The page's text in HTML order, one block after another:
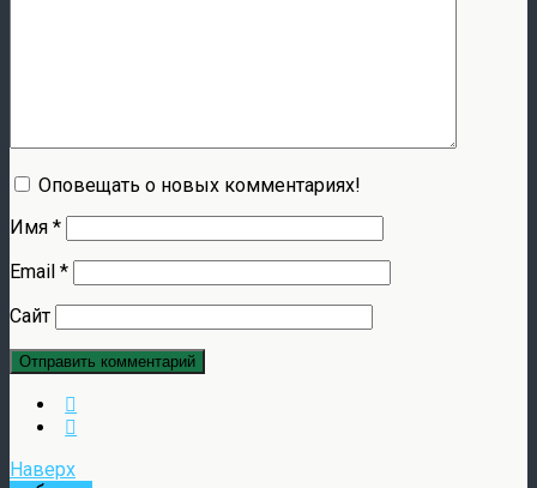
Оповещать о новых комментариях!
Имя *
Email *
Сайт
Наверх